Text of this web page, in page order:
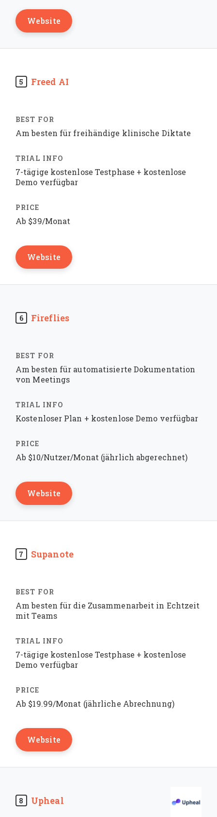
Website
5 Freed AI
Am besten für freihändige klinische Diktate
7-tägige kostenlose Testphase + kostenlose
Demo verfügbar
Ab $39/Monat
Website
6 Fireflies
Am besten für automatisierte Dokumentation
von Meetings
Kostenloser Plan + kostenlose Demo verfügbar
Ab $10/Nutzer/Monat (jährlich abgerechnet)
Website
7 Supanote
Am besten für die Zusammenarbeit in Echtzeit
mit Teams
7-tägige kostenlose Testphase + kostenlose
Demo verfügbar
Ab $19.99/Monat (jährliche Abrechnung)
Website
8 Upheal